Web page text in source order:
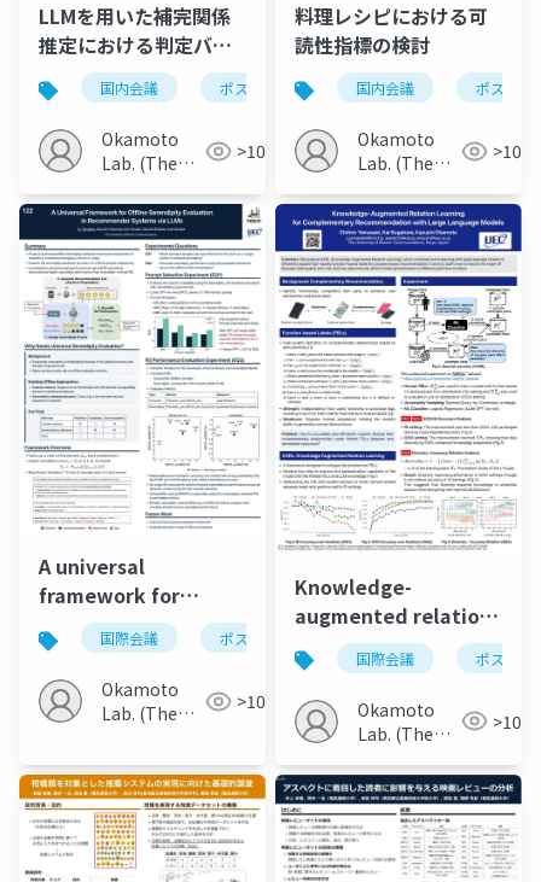
LLMを用いた補完関係
推定における判定バイ
アスに関する基礎的調
査
国内会議 ポスター
Okamoto
Lab. (The
Electro-
Communications)
>100
料理レシピにおける可
読性指標の検討
国内会議 ポスター
Okamoto
Lab. (The
Electro-
Communications)
>100
A universal
framework for
offline serendipity
evaluation in
recommender
systems via large
国際会議 ポスター
Okamoto
Lab. (The
Electro-
Communications)
>100
Knowledge-
augmented relation
learning for
complementary
recommendation
with large language
models
国際会議 ポスター
Okamoto
Lab. (The
Electro-
Communications)
>100